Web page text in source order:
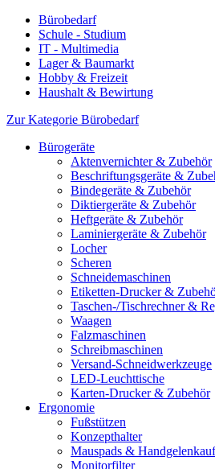
Bürobedarf
Schule - Studium
IT - Multimedia
Lager & Baumarkt
Hobby & Freizeit
Haushalt & Bewirtung
Zur Kategorie Bürobedarf
Bürogeräte
Aktenvernichter & Zubehör
Beschriftungsgeräte &
Bindegeräte & Zubehör
Diktiergeräte & Zubehör
Heftgeräte & Zubehör
Laminiergeräte & Zubehör
Locher
Scheren
Schneidemaschinen
Etiketten-Drucker &
Taschen-/Tischrechner &
Waagen
Falzmaschinen
Schreibmaschinen
Versand-Schneidwerkzeuge
LED-Leuchttische
Karten-Drucker & Zubehör
Ergonomie
Fußstützen
Konzepthalter
Mauspads &
Monitorfilter